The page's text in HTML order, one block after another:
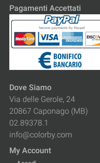
Pagamenti Accettati
Dove Siamo
Via delle Gerole, 24
20867 Caponago (MB)
02.89378.1
info@colorby.com
My Account